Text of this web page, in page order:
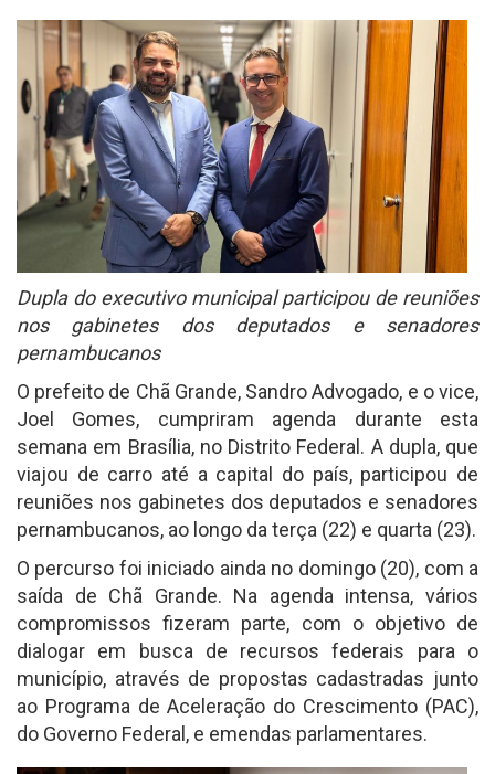
Dupla do executivo municipal participou de reuniões
nos gabinetes dos deputados e senadores
pernambucanos
O prefeito de Chã Grande, Sandro Advogado, e o vice,
Joel Gomes, cumpriram agenda durante esta
semana em Brasília, no Distrito Federal. A dupla, que
viajou de carro até a capital do país, participou de
reuniões nos gabinetes dos deputados e senadores
pernambucanos, ao longo da terça (22) e quarta (23).
O percurso foi iniciado ainda no domingo (20), com a
saída de Chã Grande. Na agenda intensa, vários
compromissos fizeram parte, com o objetivo de
dialogar em busca de recursos federais para o
município, através de propostas cadastradas junto
ao Programa de Aceleração do Crescimento (PAC),
do Governo Federal, e emendas parlamentares.